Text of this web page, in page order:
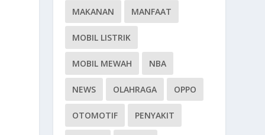
MAKANAN MANFAAT
MOBIL LISTRIK
MOBIL MEWAH NBA
NEWS OLAHRAGA OPPO
OTOMOTIF PENYAKIT